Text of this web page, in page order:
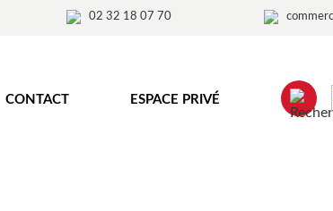
02 32 18 07 70
CONTACT ESPACE PRIVÉ